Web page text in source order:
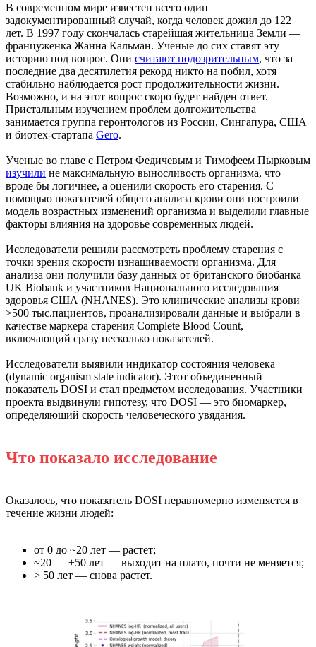
В современном мире известен всего один
задокументированный случай, когда человек дожил до 122
лет. В 1997 году скончалась старейшая жительница Земли —
француженка Жанна Кальман. Ученые до сих ставят эту
историю под вопрос. Они считают подозрительным, что за
последние два десятилетия рекорд никто на побил, хотя
стабильно наблюдается рост продолжительности жизни.
Возможно, и на этот вопрос скоро будет найден ответ.
Пристальным изучением проблем долгожительства
занимается группа геронтологов из России, Сингапура, США
и биотех-стартапа Gero.
Ученые во главе с Петром Федичевым и Тимофеем Пырковым
изучили не максимальную выносливость организма, что
вроде бы логичнее, а оценили скорость его старения. С
помощью показателей общего анализа крови они построили
модель возрастных изменений организма и выделили главные
факторы влияния на здоровье современных людей.
Исследователи решили рассмотреть проблему старения с
точки зрения скорости изнашиваемости организма. Для
анализа они получили базу данных от британского биобанка
UK Biobank и участников Национального исследования
здоровья США (NHANES). Это клинические анализы крови
>500 тыс.пациентов, проанализировали данные и выбрали в
качестве маркера старения Complete Blood Count,
включающий сразу несколько показателей.
Исследователи выявили индикатор состояния человека
(dynamic organism state indicator). Этот объединенный
показатель DOSI и стал предметом исследования. Участники
проекта выдвинули гипотезу, что DOSI — это биомаркер,
определяющий скорость человеческого увядания.
Что показало исследование
Оказалось, что показатель DOSI неравномерно изменяется в
течение жизни людей:
от 0 до ~20 лет — растет;
~20 — ±50 лет — выходит на плато, почти не меняется;
> 50 лет — снова растет.